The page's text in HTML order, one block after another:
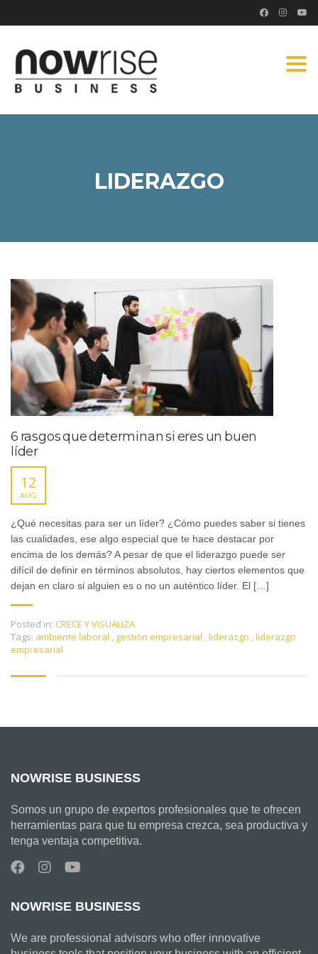
LIDERAZGO
6 rasgos que determinan si eres un buen
líder
12
AUG
¿Qué necesitas para ser un líder? ¿Cómo puedes saber si tienes
las cualidades, ese algo especial que te hace destacar por
encima de los demás? A pesar de que el liderazgo puede ser
difícil de definir en términos absolutos, hay ciertos elementos que
dejan en claro si alguien es o no un auténtico líder. El […]
Posted in: CRECE Y VISUALIZA
Tags: ambiente laboral , gestión empresarial ,liderazgo ,liderazgo
empresarial
NOWRISE BUSINESS
Somos un grupo de expertos profesionales que te ofrecen
herramientas para que tu empresa crezca, sea productiva y
tenga ventaja competitiva.
NOWRISE BUSINESS
We are professional advisors who offer innovative